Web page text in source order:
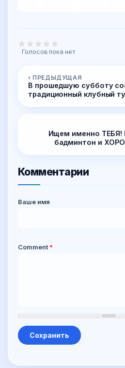
Голосов пока нет
‹ ПРЕДЫДУЩАЯ
В прошедшую субботу
традиционный клубный
Ищем именно
бадминтон и
Комментарии
Ваше имя
Comment*